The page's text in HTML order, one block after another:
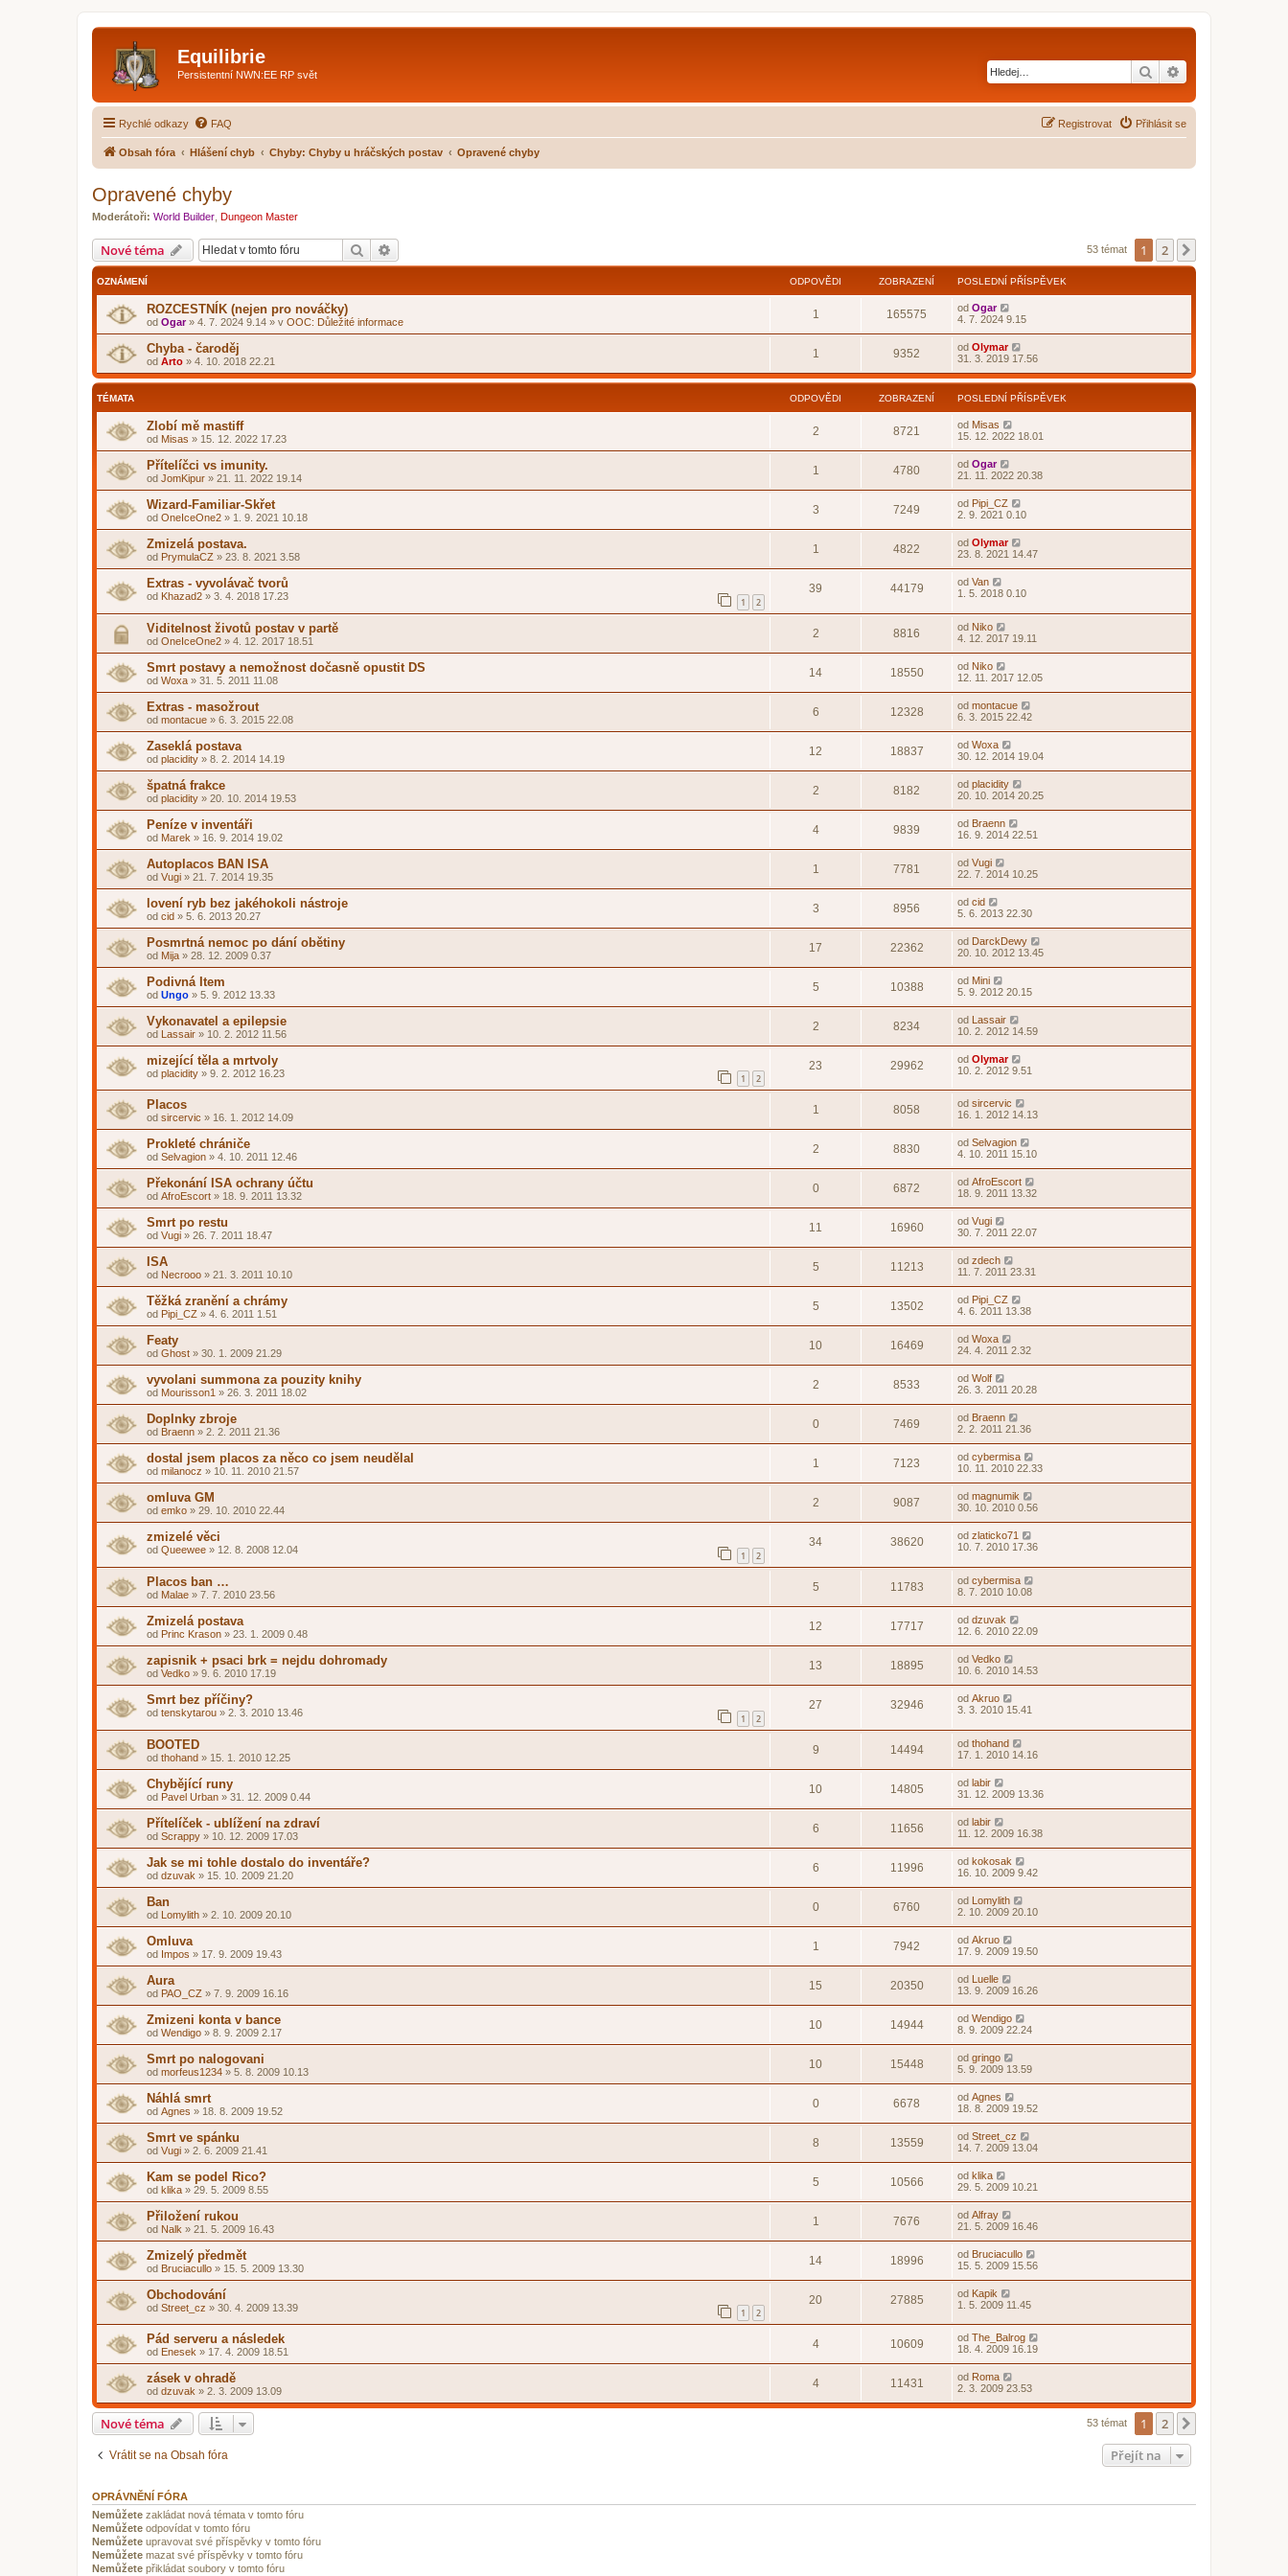
Equilibrie
Persistentní NWN:EE RP svět Hledat
Rychlé odkazy FAQ Přihlásit se
Registrovat
Obsah fóra Hlášení chyb Chyby: Chyby u hráčských postav Opravené chyby
Opravené chyby
Moderátoři: World Builder Dungeon Master
Nové téma Hledat 53 témat 1 2
OZNÁMENÍ ODPOVĚDI ZOBRAZENÍ POSLEDNÍ PŘÍSPĚVEK
ROZCESTNÍK (nejen pro nováčky)
od Ogar» 4. 7. 2024 9.14 » v OOC: Důležité informace
1 165575 od Ogar
4. 7. 2024 9.15
Chyba - čaroděj
od Arto » 4. 10. 2018 22.21
1 9352 od Olymar
31. 3. 2019 17.56
TÉMATA ODPOVĚDI ZOBRAZENÍ POSLEDNÍ PŘÍSPĚVEK
Zlobí mě mastiff
od Misas » 15. 12. 2022 17.23
2 8721 od Misas
15. 12. 2022 18.01
Přítelíčci vs imunity.
od JomKipur » 21. 11. 2022 19.14
1 4780 od Ogar
21. 11. 2022 20.38
Wizard-Familiar-Skřet
od OneIceOne2 » 1. 9. 2021 10.18
3 7249 od Pipi_CZ
2. 9. 2021 0.10
Zmizelá postava.
od PrymulaCZ » 23. 8. 2021 3.58
1 4822 od Olymar
23. 8. 2021 14.47
Extras - vyvolávač tvorů
od Khazad2 » 3. 4. 2018 17.23 1 2
39 44179 od Van
1. 5. 2018 0.10
Viditelnost životů postav v partě
od OneIceOne2 » 4. 12. 2017 18.51
2 8816 od Niko
4. 12. 2017 19.11
Smrt postavy a nemožnost dočasně opustit DS
od Woxa » 31. 5. 2011 11.08
14 18550 od Niko
12. 11. 2017 12.05
Extras - masožrout
od montacue » 6. 3. 2015 22.08
6 12328 od montacue
6. 3. 2015 22.42
Zaseklá postava
od placidity » 8. 2. 2014 14.19
12 18837 od Woxa
30. 12. 2014 19.04
špatná frakce
od placidity » 20. 10. 2014 19.53
2 8182 od placidity
20. 10. 2014 20.25
Peníze v inventáři
od Marek » 16. 9. 2014 19.02
4 9839 od Braenn
16. 9. 2014 22.51
Autoplacos BAN ISA
od Vugi » 21. 7. 2014 19.35
1 7781 od Vugi
22. 7. 2014 10.25
lovení ryb bez jakéhokoli nástroje
od cid » 5. 6. 2013 20.27
3 8956 od cid
5. 6. 2013 22.30
Posmrtná nemoc po dání obětiny
od Mija » 28. 12. 2009 0.37
17 22362 od DarckDewy
20. 10. 2012 13.45
Podivná Item
od Ungo » 5. 9. 2012 13.33
5 10388 od Mini
5. 9. 2012 20.15
Vykonavatel a epilepsie
od Lassair » 10. 2. 2012 11.56
2 8234 od Lassair
10. 2. 2012 14.59
mizející těla a mrtvoly
od placidity » 9. 2. 2012 16.23 1 2
23 29962 od Olymar
10. 2. 2012 9.51
Placos
od sircervic » 16. 1. 2012 14.09
1 8058 od sircervic
16. 1. 2012 14.13
Prokleté chrániče
od Selvagion » 4. 10. 2011 12.46
2 8830 od Selvagion
4. 10. 2011 15.10
Překonání ISA ochrany účtu
od AfroEscort » 18. 9. 2011 13.32
0 6872 od AfroEscort
18. 9. 2011 13.32
Smrt po restu
od Vugi » 26. 7. 2011 18.47
11 16960 od Vugi
30. 7. 2011 22.07
ISA
od Necrooo » 21. 3. 2011 10.10
5 11213 od zdech
11. 7. 2011 23.31
Těžká zranění a chrámy
od Pipi_CZ » 4. 6. 2011 1.51
5 13502 od Pipi_CZ
4. 6. 2011 13.38
Featy
od Ghost » 30. 1. 2009 21.29
10 16469 od Woxa
24. 4. 2011 2.32
vyvolani summona za pouzity knihy
od Mourisson1 » 26. 3. 2011 18.02
2 8533 od Wolf
26. 3. 2011 20.28
Doplnky zbroje
od Braenn » 2. 2. 2011 21.36
0 7469 od Braenn
2. 2. 2011 21.36
dostal jsem placos za něco co jsem neudělal
od milanocz » 10. 11. 2010 21.57
1 7123 od cybermisa
10. 11. 2010 22.33
omluva GM
od emko » 29. 10. 2010 22.44
2 9087 od magnumik
30. 10. 2010 0.56
zmizelé věci
od Queewee » 12. 8. 2008 12.04 1 2
34 38620 od zlaticko71
10. 7. 2010 17.36
Placos ban …
od Malae » 7. 7. 2010 23.56
5 11783 od cybermisa
8. 7. 2010 10.08
Zmizelá postava
od Princ Krason » 23. 1. 2009 0.48
12 17717 od dzuvak
12. 6. 2010 22.09
zapisnik + psaci brk = nejdu dohromady
od Vedko » 9. 6. 2010 17.19
13 18895 od Vedko
10. 6. 2010 14.53
Smrt bez příčiny?
od tenskytarou » 2. 3. 2010 13.46 1 2
27 32946 od Akruo
3. 3. 2010 15.41
BOOTED
od thohand » 15. 1. 2010 12.25
9 14494 od thohand
17. 1. 2010 14.16
Chybějící runy
od Pavel Urban » 31. 12. 2009 0.44
10 14805 od labir
31. 12. 2009 13.36
Přítelíček - ublížení na zdraví
od Scrappy » 10. 12. 2009 17.03
6 11656 od labir
11. 12. 2009 16.38
Jak se mi tohle dostalo do inventáře?
od dzuvak » 15. 10. 2009 21.20
6 11996 od kokosak
16. 10. 2009 9.42
Ban
od Lomylith » 2. 10. 2009 20.10
0 6760 od Lomylith
2. 10. 2009 20.10
Omluva
od Impos » 17. 9. 2009 19.43
1 7942 od Akruo
17. 9. 2009 19.50
Aura
od PAO_CZ » 7. 9. 2009 16.16
15 20350 od Luelle
13. 9. 2009 16.26
Zmizeni konta v bance
od Wendigo » 8. 9. 2009 2.17
10 14944 od Wendigo
8. 9. 2009 22.24
Smrt po nalogovani
od morfeus1234 » 5. 8. 2009 10.13
10 15448 od gringo
5. 9. 2009 13.59
Náhlá smrt
od Agnes » 18. 8. 2009 19.52
0 6678 od Agnes
18. 8. 2009 19.52
Smrt ve spánku
od Vugi » 2. 6. 2009 21.41
8 13559 od Street_cz
14. 7. 2009 13.04
Kam se podel Rico?
od klika » 29. 5. 2009 8.55
5 10566 od klika
29. 5. 2009 10.21
Přiložení rukou
od Nalk » 21. 5. 2009 16.43
1 7676 od Alfray
21. 5. 2009 16.46
Zmizelý předmět
od Bruciacullo » 15. 5. 2009 13.30
14 18996 od Bruciacullo
15. 5. 2009 15.56
Obchodování
od Street_cz » 30. 4. 2009 13.39 1 2
20 27885 od Kapik
1. 5. 2009 11.45
Pád serveru a následek
od Enesek » 17. 4. 2009 18.51
4 10609 od The_Balrog
18. 4. 2009 16.19
zásek v ohradě
od dzuvak » 2. 3. 2009 13.09
4 11431 od Roma
2. 3. 2009 23.53
Nové téma 53 témat 1 2
Vrátit se na Obsah fóra Přejít na
OPRÁVNĚNÍ FÓRA
Nemůžete zakládat nová témata v tomto fóru
Nemůžete odpovídat v tomto fóru
Nemůžete upravovat své příspěvky v tomto fóru
Nemůžete mazat své příspěvky v tomto fóru
Nemůžete přikládat soubory v tomto fóru